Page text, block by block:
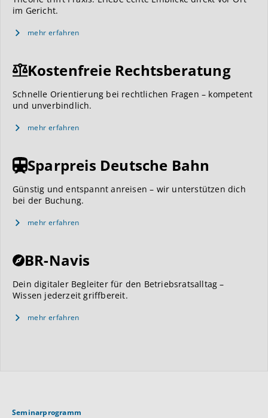
im Gericht.
mehr erfahren
Kostenfreie Rechtsberatung
Schnelle Orientierung bei rechtlichen Fragen – kompetent
und unverbindlich.
mehr erfahren
Sparpreis Deutsche Bahn
Günstig und entspannt anreisen – wir unterstützen dich
bei der Buchung.
mehr erfahren
BR-Navis
Dein digitaler Begleiter für den Betriebsratsalltag –
Wissen jederzeit griffbereit.
mehr erfahren
Seminarprogramm